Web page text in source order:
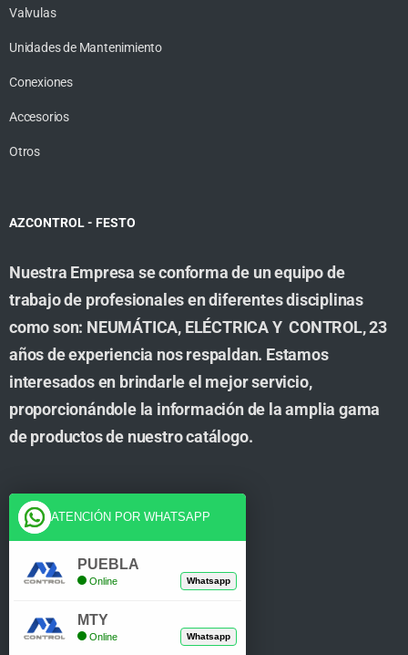
Valvulas
Unidades de Mantenimiento
Conexiones
Accesorios
Otros
AZCONTROL - FESTO
Nuestra Empresa se conforma de un equipo de
trabajo de profesionales en diferentes disciplinas
como son: NEUMÁTICA, ELÉCTRICA Y CONTROL, 23
años de experiencia nos respaldan. Estamos
interesados en brindarle el mejor servicio,
proporcionándole la información de la amplia gama
de productos de nuestro catálogo.
Cuenta
Tienda
Mi Cuenta
ATENCIÓN POR WHATSAPP
PUEBLA
Online Whatsapp
MTY
Online Whatsapp